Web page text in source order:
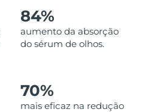
84%
aumento da absorção
do sérum de olhos.
70%
mais eficaz na redução
Entrega prevista8/12/26
Entrega prevista